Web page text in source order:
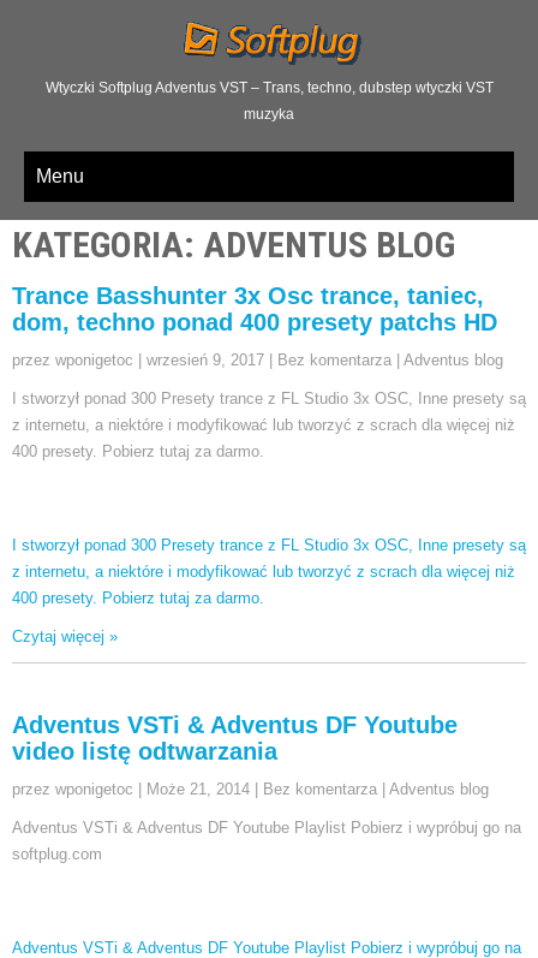
Wtyczki Softplug Adventus VST – Trans, techno, dubstep wtyczki VST
muzyka
Menu
KATEGORIA: ADVENTUS BLOG
Trance Basshunter 3x Osc trance, taniec,
dom, techno ponad 400 presety patchs HD
przez wponigetoc wrzesień 9, 2017 Bez komentarza Adventus blog
I stworzył ponad 300 Presety trance z FL Studio 3x OSC, Inne presety są
z internetu, a niektóre i modyfikować lub tworzyć z scrach dla więcej niż
400 presety. Pobierz tutaj za darmo.
I stworzył ponad 300 Presety trance z FL Studio 3x OSC, Inne presety są
z internetu, a niektóre i modyfikować lub tworzyć z scrach dla więcej niż
400 presety. Pobierz tutaj za darmo.
Czytaj więcej »
Adventus VSTi & Adventus DF Youtube
video listę odtwarzania
przez wponigetoc Może 21, 2014 Bez komentarza Adventus blog
Adventus VSTi & Adventus DF Youtube Playlist Pobierz i wypróbuj go na
softplug.com
Adventus VSTi & Adventus DF Youtube Playlist Pobierz i wypróbuj go na